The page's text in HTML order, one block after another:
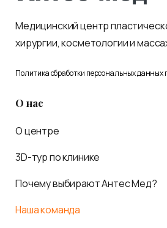
Медицинский центр
хирургии, косметологии и
Политика обработки персональных данных
О нас
О центре
3D-тур по клинике
Почему выбирают Антес Мед?
Наша команда